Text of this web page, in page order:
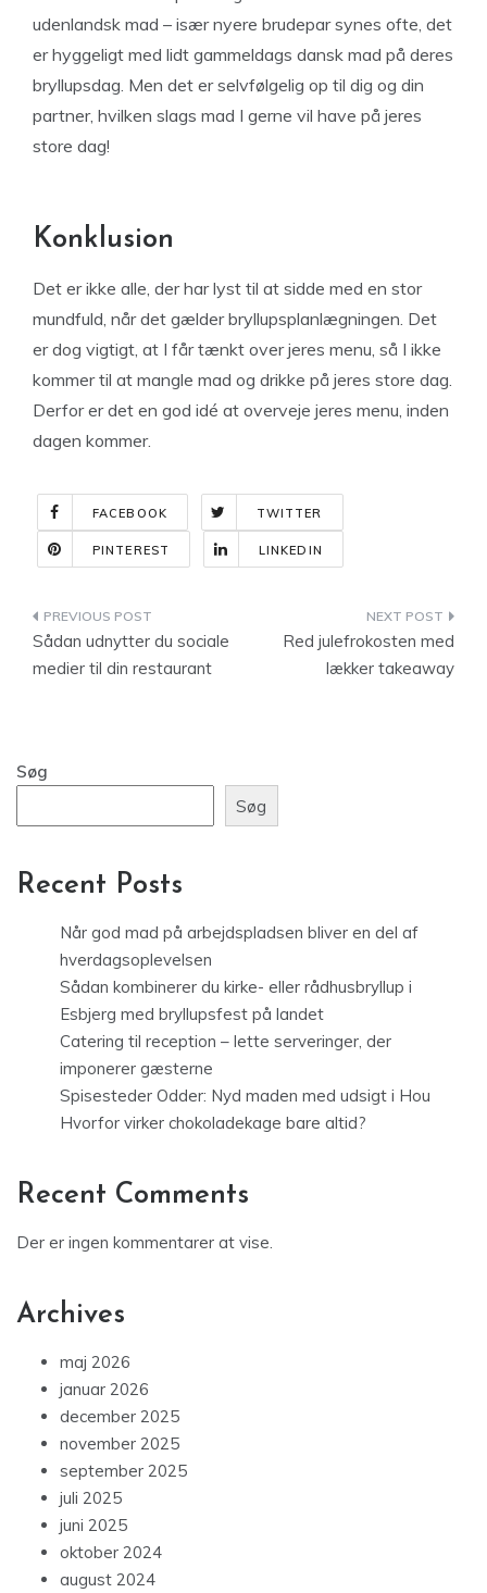
udenlandsk mad – især nyere brudepar synes ofte, det
er hyggeligt med lidt gammeldags dansk mad på deres
bryllupsdag. Men det er selvfølgelig op til dig og din
partner, hvilken slags mad I gerne vil have på jeres
store dag!
Konklusion
Det er ikke alle, der har lyst til at sidde med en stor
mundfuld, når det gælder bryllupsplanlægningen. Det
er dog vigtigt, at I får tænkt over jeres menu, så I ikke
kommer til at mangle mad og drikke på jeres store dag.
Derfor er det en god idé at overveje jeres menu, inden
dagen kommer.
FACEBOOK TWITTER
PINTEREST LINKEDIN
Indlægsnavigation
Sådan udnytter du sociale
medier til din restaurant
Red julefrokosten med
lækker takeaway
Søg
Søg
Recent Posts
Når god mad på arbejdspladsen bliver en del af
hverdagsoplevelsen
Sådan kombinerer du kirke- eller rådhusbryllup i
Esbjerg med bryllupsfest på landet
Catering til reception – lette serveringer, der
imponerer gæsterne
Spisesteder Odder: Nyd maden med udsigt i Hou
Hvorfor virker chokoladekage bare altid?
Recent Comments
Der er ingen kommentarer at vise.
Archives
maj 2026
januar 2026
december 2025
november 2025
september 2025
juli 2025
juni 2025
oktober 2024
august 2024